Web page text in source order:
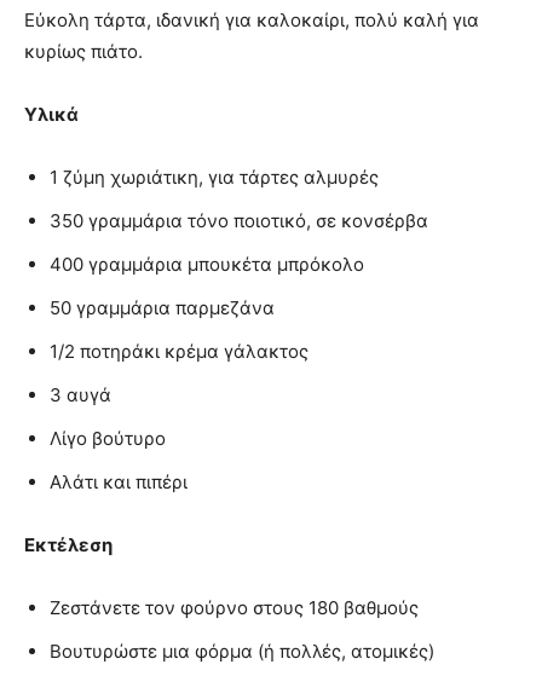
Εύκολη τάρτα, ιδανική για καλοκαίρι, πολύ καλή για
κυρίως πιάτο.
Υλικά
1 ζύμη χωριάτικη, για τάρτες αλμυρές
350 γραμμάρια τόνο ποιοτικό, σε κονσέρβα
400 γραμμάρια μπουκέτα μπρόκολο
50 γραμμάρια παρμεζάνα
1/2 ποτηράκι κρέμα γάλακτος
3 αυγά
Λίγο βούτυρο
Αλάτι και πιπέρι
Εκτέλεση
Ζεστάνετε τον φούρνο στους 180 βαθμούς
Βουτυρώστε μια φόρμα (ή πολλές, ατομικές)